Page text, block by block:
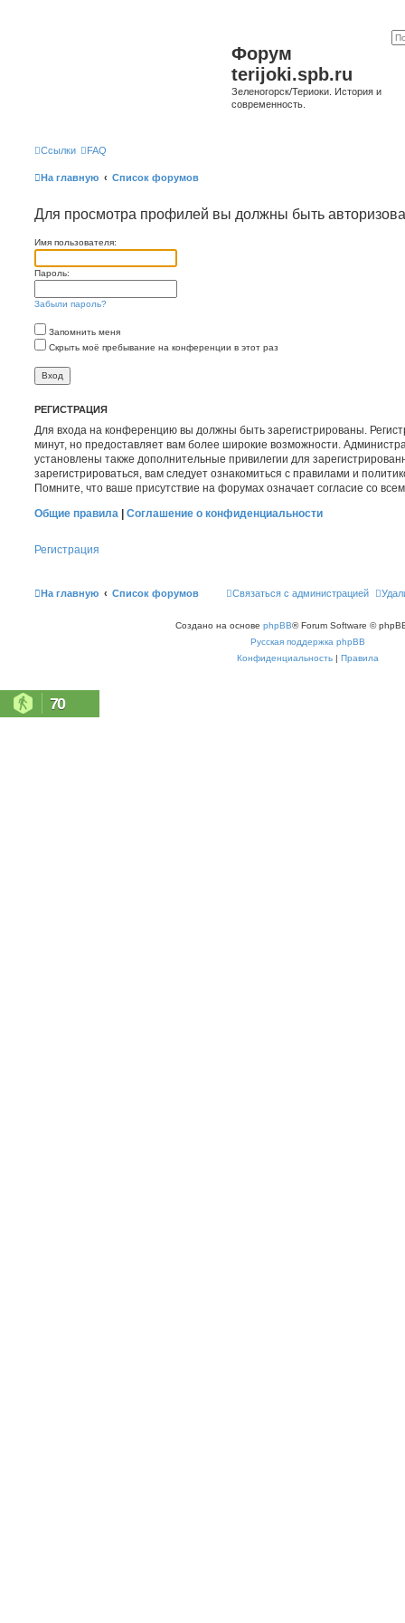
Форум
terijoki.spb.ru
Зеленогорск/Териоки. История и
современность.
Ссылки FAQ
На главную Список форумов
Для просмотра профилей вы должны быть
Имя пользователя:
Пароль:
Забыли пароль?
Запомнить меня
Скрыть моё пребывание на конференции в этот раз
РЕГИСТРАЦИЯ
Для входа на конференцию вы должны быть зарегистрированы.
минут, но предоставляет вам более широкие возможности.
установлены также дополнительные привилегии для
зарегистрироваться, вам следует ознакомиться с правилами и
Помните, что ваше присутствие на форумах означает согласие со
Общие правила
Соглашение о конфиденциальности
Регистрация
На главную Список форумов Связаться с администрацией
Создано на основе phpBB® Forum Software ©
Русская поддержка phpBB
Конфиденциальность | Правила
70